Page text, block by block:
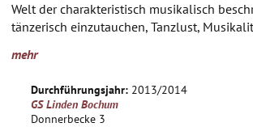
home Impressum Datenschutz
Welt der charakteristisch musikalisch
tänzerisch einzutauchen, Tanzlust,
phantasievollen Tanzstück umzusetzen.
musikalischer Gegenpol die tänzerische
Gelegenheit moderne Tanzelemente
mehr
Durchführungsjahr: 2013/2014
GS Linden Bochum
Donnerbecke 3